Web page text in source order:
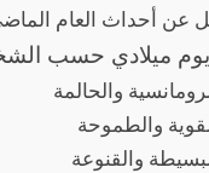
أحداث العام
ميلادي حسب
والحالمة
والطموحة
والقنوعة